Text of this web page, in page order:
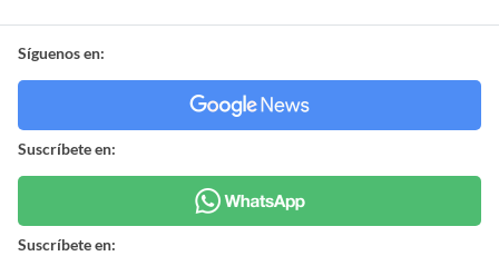
Síguenos en:
Suscríbete en:
Suscríbete en: